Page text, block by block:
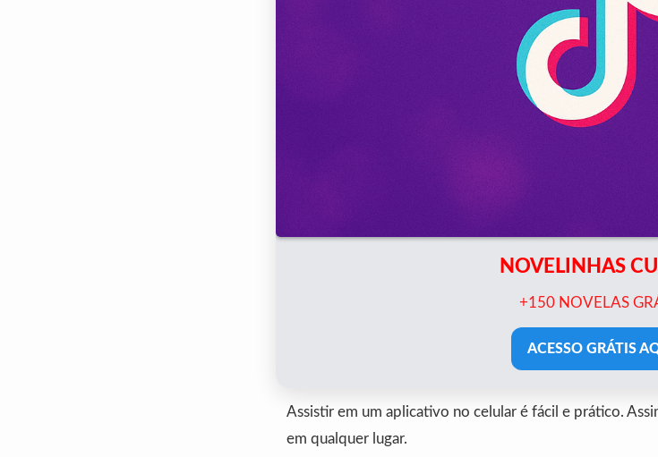
NOVELINHAS
+150 NOVELAS
ACESSO GRÁTIS
Assistir em um aplicativo no celular é fácil e prático.
em qualquer lugar.